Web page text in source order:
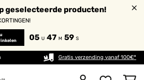
geselecteerde producten!
05 U 47 M 58 S
Gratis verzending vanaf 100€*